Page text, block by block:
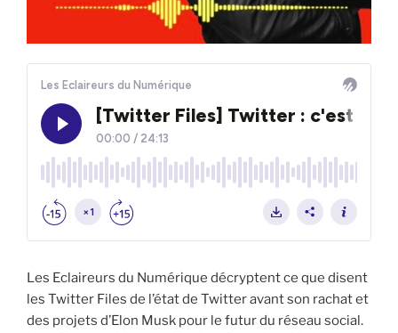
Les Eclaireurs du Numérique décryptent ce que disent
les Twitter Files de l’état de Twitter avant son rachat et
des projets d’Elon Musk pour le futur du réseau social.